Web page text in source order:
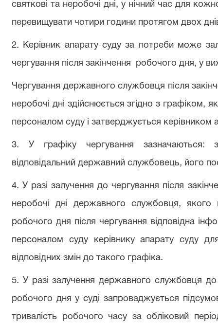
святкові та неробочі дні, у нічний час для
перевищувати чотири години протягом двох
2. Керівник апарату суду за потреби може
чергування після закінчення робочого дня, у
Чергування державного службовця після
неробочі дні здійснюється згідно з графіком,
персоналом суду і затверджується керівником
3. У графіку чергування зазначаються:
відповідальний державний службовець, його
4. У разі залучення до чергування після
неробочі дні державного службовця, якого
робочого дня після чергування відповідна
персоналом суду керівнику апарату суду
відповідних змін до такого графіка.
5. У разі залучення державного службовця
робочого дня у суді запроваджується
тривалість робочого часу за обліковий